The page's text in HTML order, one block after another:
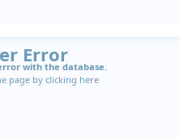
Error
with the database.
page by clicking here